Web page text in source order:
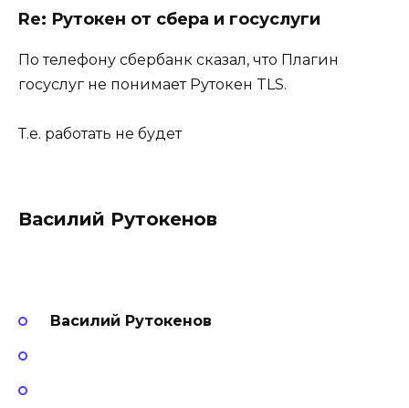
Re: Рутокен от сбера и госуслуги
По телефону сбербанк сказал, что Плагин
госуслуг не понимает Рутокен TLS.
Т.е. работать не будет
Василий Рутокенов
Василий Рутокенов